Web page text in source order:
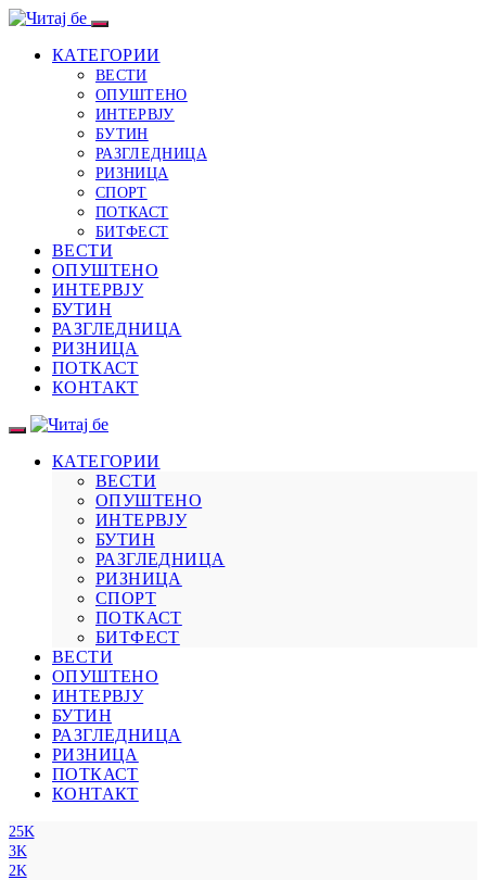
КАТЕГОРИИ
ВЕСТИ
ОПУШТЕНО
ИНТЕРВЈУ
БУТИН
РАЗГЛЕДНИЦА
РИЗНИЦА
СПОРТ
ПОТКАСТ
БИТФЕСТ
ВЕСТИ
ОПУШТЕНО
ИНТЕРВЈУ
БУТИН
РАЗГЛЕДНИЦА
РИЗНИЦА
ПОТКАСТ
КОНТАКТ
КАТЕГОРИИ
ВЕСТИ
ОПУШТЕНО
ИНТЕРВЈУ
БУТИН
РАЗГЛЕДНИЦА
РИЗНИЦА
СПОРТ
ПОТКАСТ
БИТФЕСТ
ВЕСТИ
ОПУШТЕНО
ИНТЕРВЈУ
БУТИН
РАЗГЛЕДНИЦА
РИЗНИЦА
ПОТКАСТ
КОНТАКТ
25K
3K
2K